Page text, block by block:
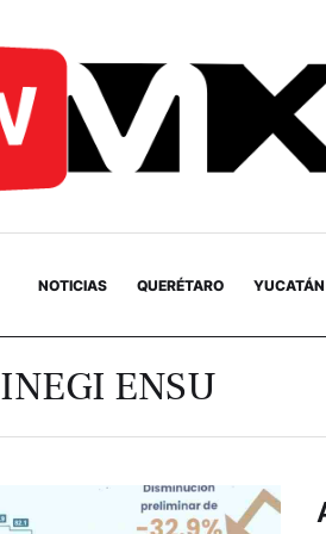
NOTICIAS QUERÉTARO YUCATÁN
INEGI ENSU